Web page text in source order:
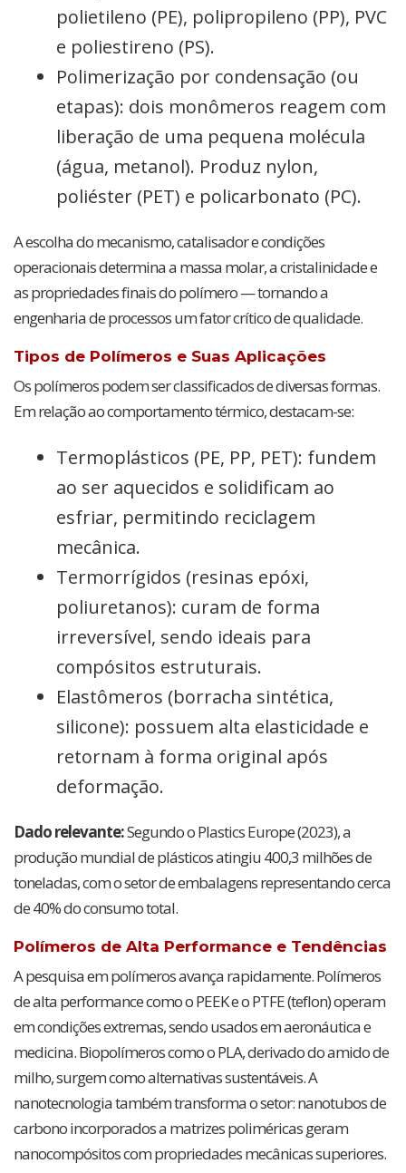
polietileno (PE), polipropileno (PP), PVC
e poliestireno (PS).
Polimerização por condensação (ou
etapas): dois monômeros reagem com
liberação de uma pequena molécula
(água, metanol). Produz nylon,
poliéster (PET) e policarbonato (PC).
A escolha do mecanismo, catalisador e condições
operacionais determina a massa molar, a cristalinidade e
as propriedades finais do polímero — tornando a
engenharia de processos um fator crítico de qualidade.
Tipos de Polímeros e Suas Aplicações
Os polímeros podem ser classificados de diversas formas.
Em relação ao comportamento térmico, destacam-se:
Termoplásticos (PE, PP, PET): fundem
ao ser aquecidos e solidificam ao
esfriar, permitindo reciclagem
mecânica.
Termorrígidos (resinas epóxi,
poliuretanos): curam de forma
irreversível, sendo ideais para
compósitos estruturais.
Elastômeros (borracha sintética,
silicone): possuem alta elasticidade e
retornam à forma original após
deformação.
Dado relevante:Segundo o Plastics Europe (2023), a
produção mundial de plásticos atingiu 400,3 milhões de
toneladas, com o setor de embalagens representando cerca
de 40% do consumo total.
Polímeros de Alta Performance e Tendências
A pesquisa em polímeros avança rapidamente. Polímeros
de alta performance como o PEEK e o PTFE (teflon) operam
em condições extremas, sendo usados em aeronáutica e
medicina. Biopolímeros como o PLA, derivado do amido de
milho, surgem como alternativas sustentáveis. A
nanotecnologia também transforma o setor: nanotubos de
carbono incorporados a matrizes poliméricas geram
nanocompósitos com propriedades mecânicas superiores.